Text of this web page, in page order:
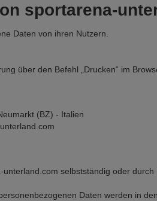
sportarena-
Daten von ihren Nutzern.
über den Befehl „Drucken“ im
(BZ) - Italien
selbstständig oder
Daten werden in